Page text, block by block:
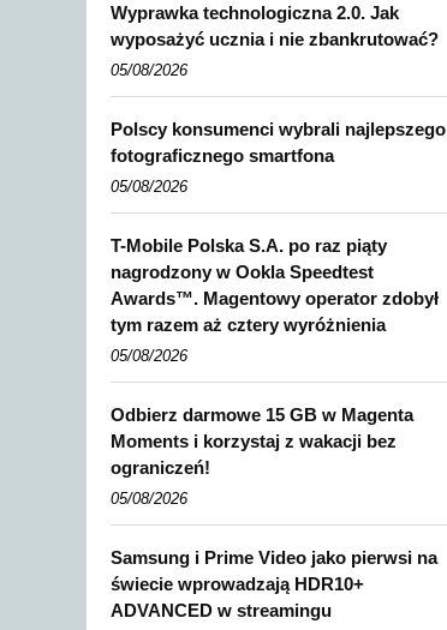
Wyprawka technologiczna 2.0. Jak
wyposażyć ucznia i nie zbankrutować?
05/08/2026
Polscy konsumenci wybrali najlepszego
fotograficznego smartfona
05/08/2026
T-Mobile Polska S.A. po raz piąty
nagrodzony w Ookla Speedtest
Awards™. Magentowy operator zdobył
tym razem aż cztery wyróżnienia
05/08/2026
Odbierz darmowe 15 GB w Magenta
Moments i korzystaj z wakacji bez
ograniczeń!
05/08/2026
Samsung i Prime Video jako pierwsi na
świecie wprowadzają HDR10+
ADVANCED w streamingu